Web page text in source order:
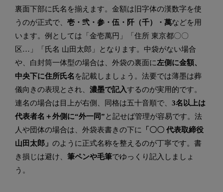
裏面下部に氏名を揃えます。金額は旧字体の漢数字を使
うのが正式で、 壱・弐・参・伍・阡（千）・萬などを用
います。例としては「金壱萬円」「住所 東京都〇〇
区…」「氏名 山田太郎」となります。中袋がない場合
や、白封筒一体型の場合は、外袋の裏面に左側に金額、
中央下に住所氏名 を記載しましょう。法要では薄墨は葬
儀向きの表現とされ、 濃墨で記入するのが実用的です。
連名の場合は目上が右側、同格は五十音順で、 3名以上は
代表者名＋外側に“外一同”と記せば管理が容易です。法
人や団体の場合は、外袋表書きの下に
「〇〇 代表取締役
山田太郎」 のように正式名称を整えるのが丁寧です。書
き損じは避け、 筆ペンや毛筆でゆっくり記入しましょ
う。